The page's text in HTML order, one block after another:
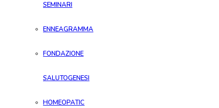
SEMINARI
ENNEAGRAMMA
FONDAZIONE
SALUTOGENESI
HOMEOPATIC